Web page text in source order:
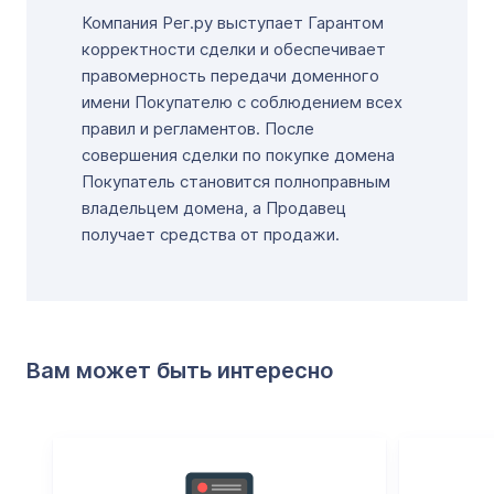
Компания Рег.ру выступает Гарантом
корректности сделки и обеспечивает
правомерность передачи доменного
имени Покупателю с соблюдением всех
правил и регламентов. После
совершения сделки по покупке домена
Покупатель становится полноправным
владельцем домена, а Продавец
получает средства от продажи.
Вам может быть интересно